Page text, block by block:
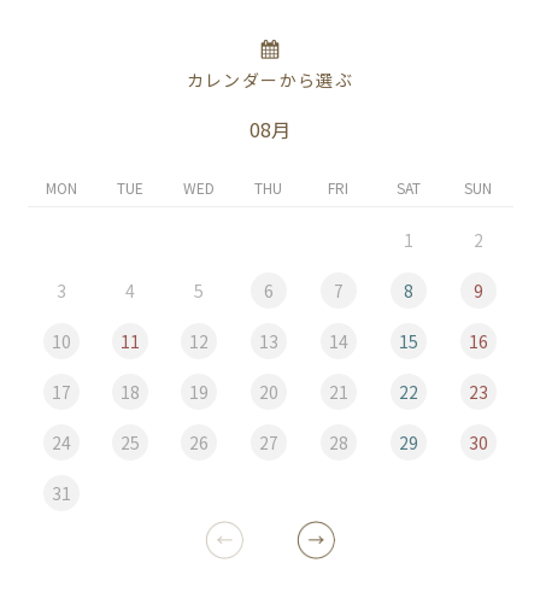
カレンダーから選ぶ
08月
MON TUE WED THU FRI SAT SUN
1 2
3 4 5 6 7 8 9
10 11 12 13 14 15 16
17 18 19 20 21 22 23
24 25 26 27 28 29 30
31